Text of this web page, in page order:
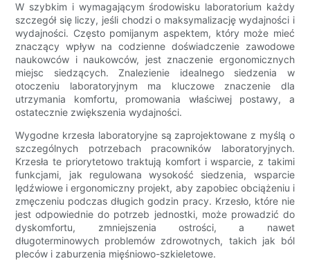
W szybkim i wymagającym środowisku laboratorium każdy
szczegół się liczy, jeśli chodzi o maksymalizację wydajności i
wydajności. Często pomijanym aspektem, który może mieć
znaczący wpływ na codzienne doświadczenie zawodowe
naukowców i naukowców, jest znaczenie ergonomicznych
miejsc siedzących. Znalezienie idealnego siedzenia w
otoczeniu laboratoryjnym ma kluczowe znaczenie dla
utrzymania komfortu, promowania właściwej postawy, a
ostatecznie zwiększenia wydajności.
Wygodne krzesła laboratoryjne są zaprojektowane z myślą o
szczególnych potrzebach pracowników laboratoryjnych.
Krzesła te priorytetowo traktują komfort i wsparcie, z takimi
funkcjami, jak regulowana wysokość siedzenia, wsparcie
lędźwiowe i ergonomiczny projekt, aby zapobiec obciążeniu i
zmęczeniu podczas długich godzin pracy. Krzesło, które nie
jest odpowiednie do potrzeb jednostki, może prowadzić do
dyskomfortu, zmniejszenia ostrości, a nawet
długoterminowych problemów zdrowotnych, takich jak ból
pleców i zaburzenia mięśniowo-szkieletowe.